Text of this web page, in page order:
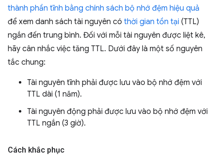
thành phần tĩnh bằng chính sách bộ nhớ đệm hiệu quả
để xem danh sách tài nguyên có thời gian tồn tại (TTL)
ngắn đến trung bình. Đối với mỗi tài nguyên được liệt kê,
hãy cân nhắc việc tăng TTL. Dưới đây là một số nguyên
tắc chung:
Tài nguyên tĩnh phải được lưu vào bộ nhớ đệm với
TTL dài (1 năm).
Tài nguyên động phải được lưu vào bộ nhớ đệm với
TTL ngắn (3 giờ).
Cách khắc phục